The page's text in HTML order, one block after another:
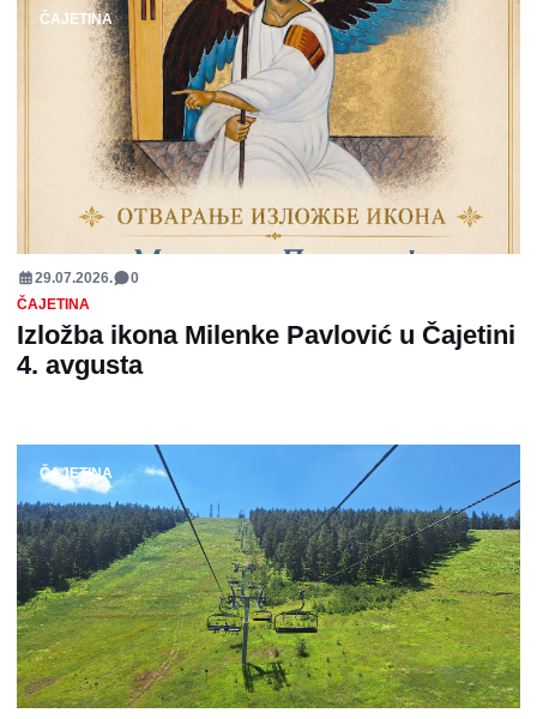
ČAJETINA
29.07.2026.
0
ČAJETINA
Izložba ikona Milenke Pavlović u Čajetini
4. avgusta
ČAJETINA